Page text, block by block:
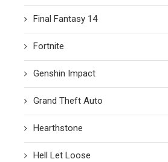
Final Fantasy 14
Fortnite
Genshin Impact
Grand Theft Auto
Hearthstone
Hell Let Loose